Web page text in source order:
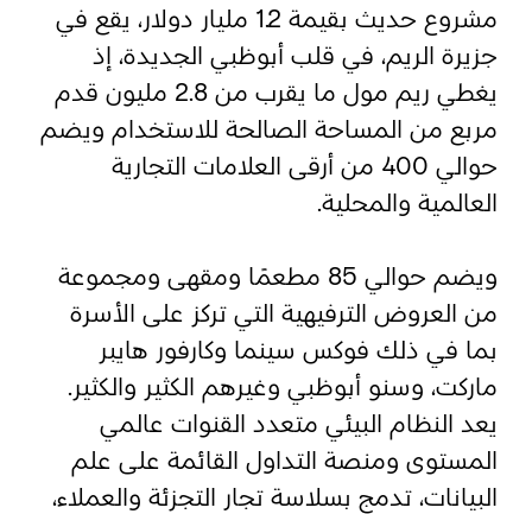
تسجيل الدخول مسارات
المفضلة رسم خريطة
منطقة العين
منطقة الظفرة
دائرة الثقافة والسياحة - أبوظبي
مركز أبوظبي الوطني للمعارض والمؤتمرات
مشروع حديث بقيمة 1.2 مليار دولار، يقع في
جزيرة الريم، في قلب أبوظبي الجديدة، إذ
يغطي ريم مول ما يقرب من 2.8 مليون قدم
مربع من المساحة الصالحة للاستخدام ويضم
حوالي 400 من أرقى العلامات التجارية
العالمية والمحلية.
ويضم حوالي 85 مطعمًا ومقهى ومجموعة
من العروض الترفيهية التي تركز على الأسرة
بما في ذلك فوكس سينما وكارفور هايبر
ماركت، وسنو أبوظبي وغيرهم الكثير والكثير.
يعد النظام البيئي متعدد القنوات عالمي
المستوى ومنصة التداول القائمة على علم
البيانات، تدمج بسلاسة تجار التجزئة والعملاء،